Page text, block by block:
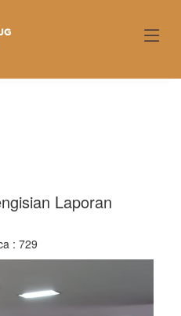
Laporan
: 729